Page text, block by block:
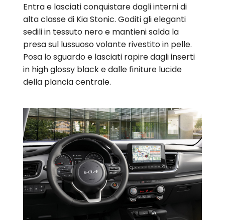
Entra e lasciati conquistare dagli interni di
alta classe di Kia Stonic. Goditi gli eleganti
sedili in tessuto nero e mantieni salda la
presa sul lussuoso volante rivestito in pelle.
Posa lo sguardo e lasciati rapire dagli inserti
in high glossy black e dalle finiture lucide
della plancia centrale.